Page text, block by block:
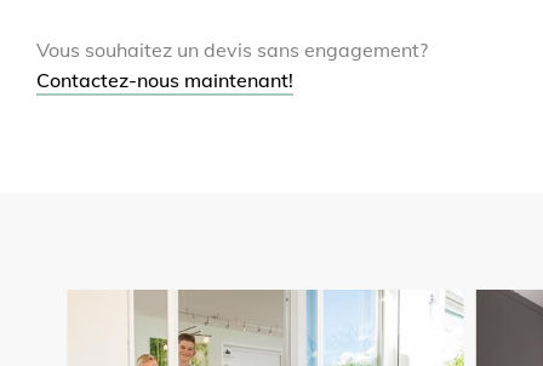
Vous souhaitez un devis sans engagement?
Contactez-nous maintenant!